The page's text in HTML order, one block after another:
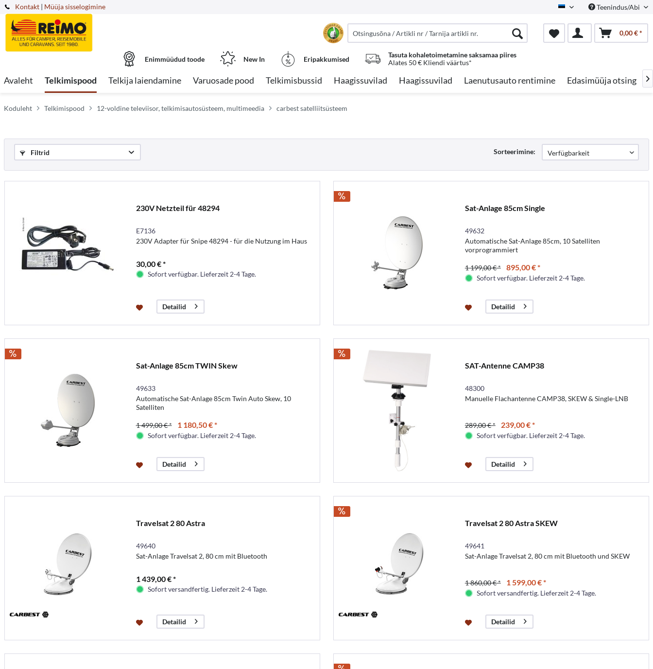
Kontakt Estonian Teenindus/Abi
| Müüja sisselogimine
0,00 € *
Enimmüüdud toode New In Eripakkumised
Tasuta kohaletoimetamine saksamaa piires
Alates 50 € Kliendi väärtus*
Avaleht Telkimispood Telkija laiendamine Varuosade pood Telkimisbussid Haagissuvilad Haagissuvilad Laenutusauto rentimine Edasimüüja otsing 
Koduleht Telkimispood 12-voldine televiisor, telkimisautosüsteem, multimeedia carbest satelliitsüsteem
Filtrid Sorteerimine:
230V Netzteil für 48294
E7136
230V Adapter für Snipe 48294 - für die Nutzung im Haus
30,00 € *
Sofort verfügbar. Lieferzeit 2-4 Tage.
Detailid
Sat-Anlage 85cm Single
49632
Automatische Sat-Anlage 85cm, 10 Satelliten
vorprogrammiert
1 199,00 € * 895,00 € *
Sofort verfügbar. Lieferzeit 2-4 Tage.
Detailid
Sat-Anlage 85cm TWIN Skew
49633
Automatische Sat-Anlage 85cm Twin Auto Skew, 10
Satelliten
1 499,00 € * 1 180,50 € *
Sofort verfügbar. Lieferzeit 2-4 Tage.
Detailid
SAT-Antenne CAMP38
48300
Manuelle Flachantenne CAMP38, SKEW & Single-LNB
289,00 € * 239,00 € *
Sofort verfügbar. Lieferzeit 2-4 Tage.
Detailid
Travelsat 2 80 Astra
49640
Sat-Anlage Travelsat 2, 80 cm mit Bluetooth
1 439,00 € *
Sofort versandfertig. Lieferzeit 2-4 Tage.
Detailid
Travelsat 2 80 Astra SKEW
49641
Sat-Anlage Travelsat 2, 80 cm mit Bluetooth und SKEW
1 860,00 € * 1 599,00 € *
Sofort versandfertig. Lieferzeit 2-4 Tage.
Detailid